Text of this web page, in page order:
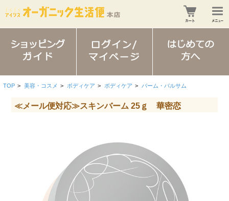
TOP > 美容・コスメ > ボディケア > ボディケア > バーム・バルサム
≪メール便対応≫スキンバーム 25ｇ 華密恋